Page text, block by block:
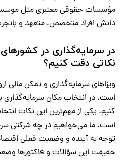
مؤسسات حقوقی معتبری مثل
دانش افراد متخصص، متعهد و
در سرمایه‌گذاری در
نکاتی دقت کنیم؟
ویزاهای سرمایه‌گذاری و تمکن مالی
است. در انتخاب مکان سرمایه‌گذاری
کنیم. یکی از مهم‌ترین این نکات
است. ما می‌خواهیم در چه شرکتی
توجه به آینده و وضعیت فعلی
حقیقت این سؤالات و فاکتورها